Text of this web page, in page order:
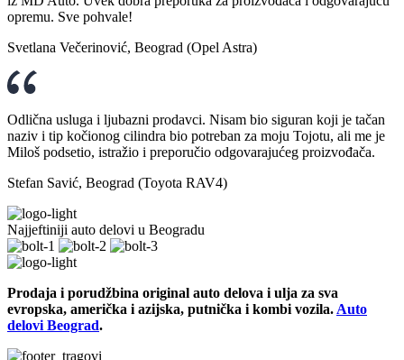
opremu. Sve pohvale!
Svetlana Večerinović, Beograd (Opel Astra)
Odlična usluga i ljubazni prodavci. Nisam bio siguran koji je tačan
naziv i tip kočionog cilindra bio potreban za moju Tojotu, ali me je
Miloš podsetio, istražio i preporučio odgovarajućeg proizvođača.
Stefan Savić, Beograd (Toyota RAV4)
Najjeftiniji auto delovi u Beogradu
Prodaja i porudžbina original auto delova i ulja za sva
evropska, američka i azijska, putnička i kombi vozila. Auto
delovi Beograd.